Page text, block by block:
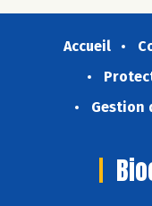
Accueil
Gestion